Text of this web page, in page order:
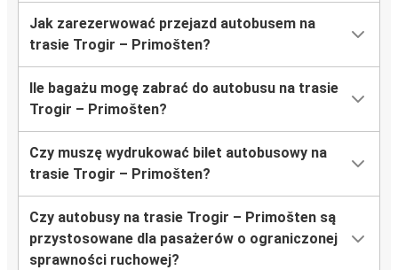
Jak zarezerwować przejazd autobusem na
trasie Trogir – Primošten?
Ile bagażu mogę zabrać do autobusu na trasie
Trogir – Primošten?
Czy muszę wydrukować bilet autobusowy na
trasie Trogir – Primošten?
Czy autobusy na trasie Trogir – Primošten są
przystosowane dla pasażerów o ograniczonej
sprawności ruchowej?